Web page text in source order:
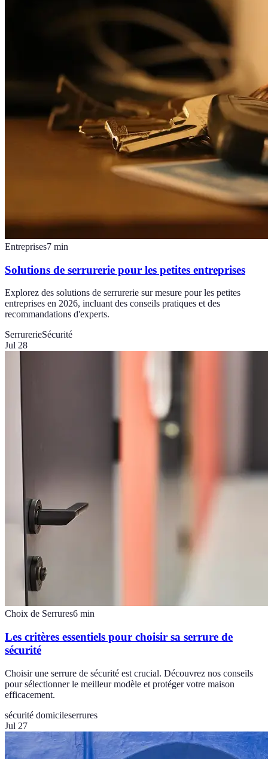
Entreprises7 min
Solutions de serrurerie pour les petites entreprises
Explorez des solutions de serrurerie sur mesure pour les petites
entreprises en 2026, incluant des conseils pratiques et des
recommandations d'experts.
SerrurerieSécurité
Jul 28
Choix de Serrures6 min
Les critères essentiels pour choisir sa serrure de
sécurité
Choisir une serrure de sécurité est crucial. Découvrez nos conseils
pour sélectionner le meilleur modèle et protéger votre maison
efficacement.
sécurité domicileserrures
Jul 27